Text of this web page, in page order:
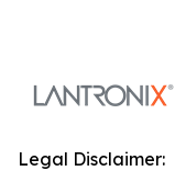
Legal Disclaimer: